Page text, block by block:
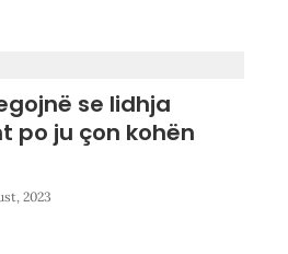
se lidhja
po ju çon kohën
2023